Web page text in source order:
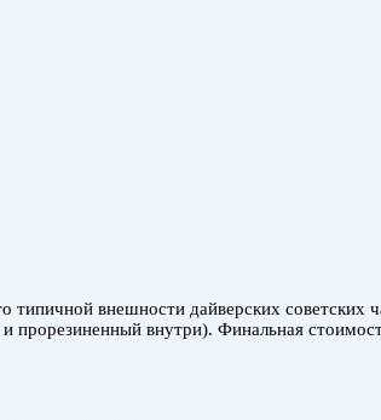
внешности дайверских советских
внутри). Финальная